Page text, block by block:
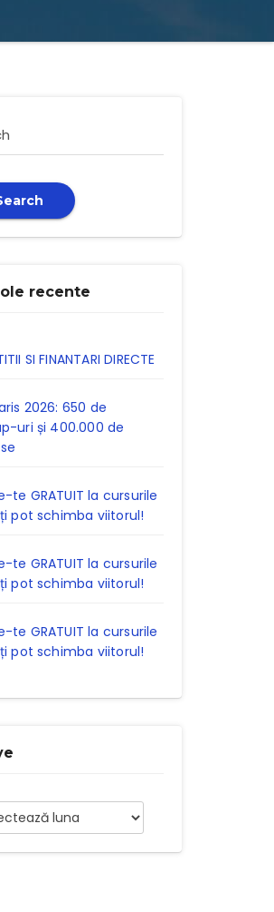
recente
SI FINANTARI DIRECTE
2026: 650 de
uri și 400.000 de
te GRATUIT la cursurile
pot schimba viitorul!
te GRATUIT la cursurile
pot schimba viitorul!
te GRATUIT la cursurile
pot schimba viitorul!